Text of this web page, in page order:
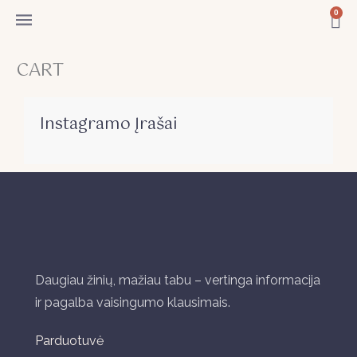
0
CART
Instagramo Įrašai
Daugiau žinių, mažiau tabu – vertinga informacija
ir pagalba vaisingumo klausimais.
Parduotuvė